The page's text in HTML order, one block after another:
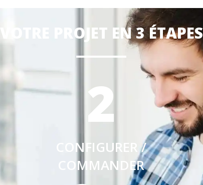
VOTRE PROJET EN 3 ÉTAPES
2
CONFIGURER /
COMMANDER